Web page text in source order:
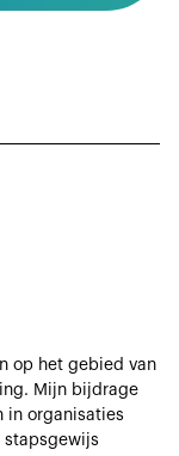
op het gebied van
Mijn bijdrage
in organisaties
stapsgewijs